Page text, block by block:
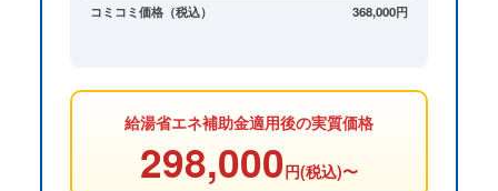
コミコミ価格（税込） 368,000円
給湯省エネ補助金適用後の実質価格
298,000円(税込)〜